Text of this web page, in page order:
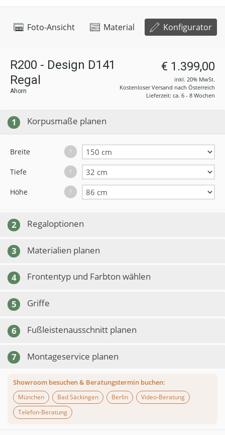
Foto-Ansicht Material Konfigurator
R200 - Design D141
Regal
Ahorn
€ 1.399,00
inkl. 20% MwSt.
Kostenloser Versand nach Österreich
Lieferzeit: ca. 6 - 8 Wochen
1 Korpusmaße planen
Breite ?
Tiefe ?
Höhe ?
2 Regaloptionen
3 Materialien planen
4 Frontentyp und Farbton wählen
5 Griffe
6 Fußleistenausschnitt planen
7 Montageservice planen
Showroom besuchen & Beratungstermin buchen:
München
Bad Säckingen Berlin
Video-Beratung
Telefon-Beratung